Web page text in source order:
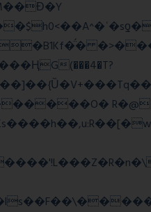
ѕ������O�